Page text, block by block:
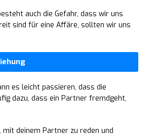
auch die Gefahr, dass wir uns
sind für eine Affäre, sollten wir uns
es leicht passieren, dass die
dazu, dass ein Partner fremdgeht,
mit deinem Partner zu reden und